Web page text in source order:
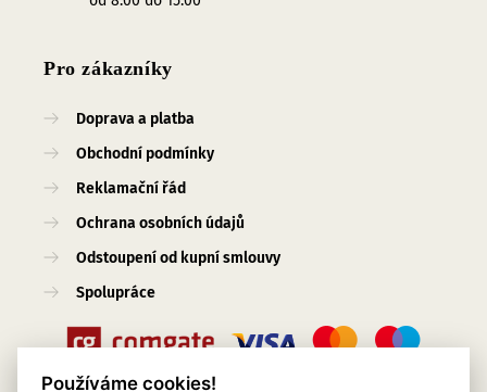
Pro zákazníky
Doprava a platba
Obchodní podmínky
Reklamační řád
Ochrana osobních údajů
Odstoupení od kupní smlouvy
Spolupráce
Používáme cookies!